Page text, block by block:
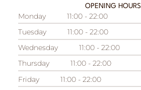
OPENING HOURS
Monday
11:00 - 22:00
Tuesday
11:00 - 22:00
Wednesday
11:00 - 22:00
Thursday
11:00 - 22:00
Friday
11:00 - 22:00